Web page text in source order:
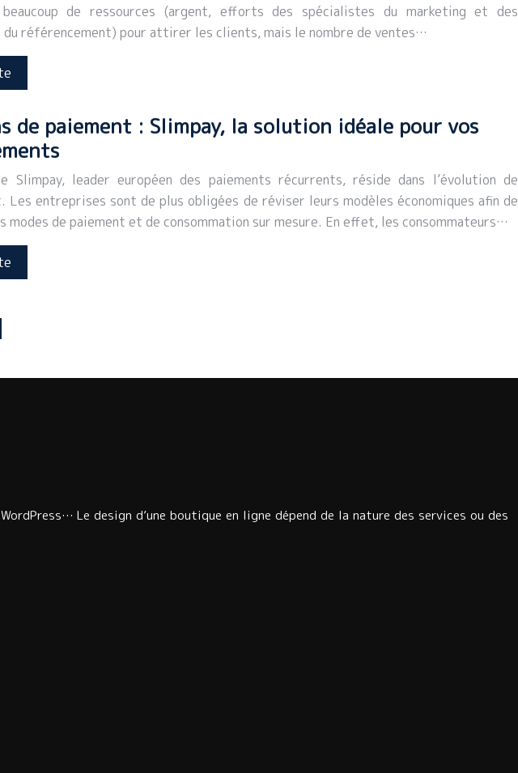
beaucoup de ressources (argent, efforts des spécialistes du marketing et des
du référencement) pour attirer les clients, mais le nombre de ventes…
de paiement : Slimpay, la solution idéale pour vos
Slimpay, leader européen des paiements récurrents, réside dans l’évolution de
Les entreprises sont de plus obligées de réviser leurs modèles économiques afin de
modes de paiement et de consommation sur mesure. En effet, les consommateurs…
Le design d’une boutique en ligne dépend de la nature des services ou des